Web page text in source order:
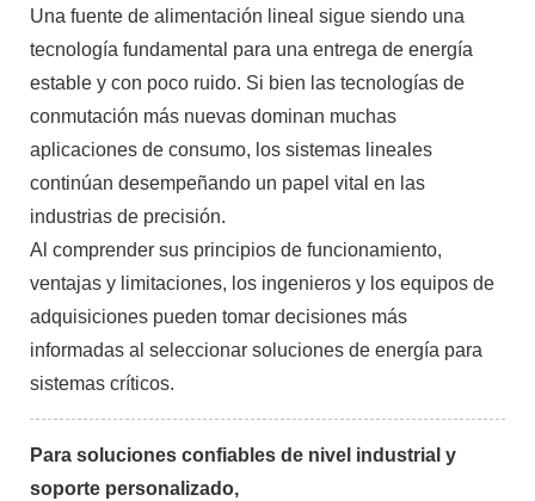
Una fuente de alimentación lineal sigue siendo una
tecnología fundamental para una entrega de energía
estable y con poco ruido. Si bien las tecnologías de
conmutación más nuevas dominan muchas
aplicaciones de consumo, los sistemas lineales
continúan desempeñando un papel vital en las
industrias de precisión.
Al comprender sus principios de funcionamiento,
ventajas y limitaciones, los ingenieros y los equipos de
adquisiciones pueden tomar decisiones más
informadas al seleccionar soluciones de energía para
sistemas críticos.
Para soluciones confiables de nivel industrial y
soporte personalizado,